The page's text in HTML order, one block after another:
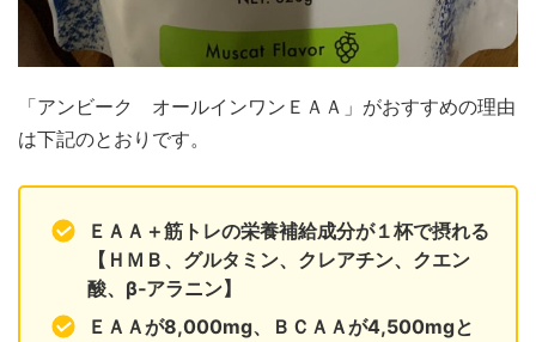
「アンビーク オールインワンＥＡＡ」がおすすめの理由
は下記のとおりです。
ＥＡＡ＋筋トレの栄養補給成分が１杯で摂れる
【ＨＭＢ、グルタミン、クレアチン、クエン
酸、β‐アラニン】
ＥＡＡが8,000mg、ＢＣＡＡが4,500mgと